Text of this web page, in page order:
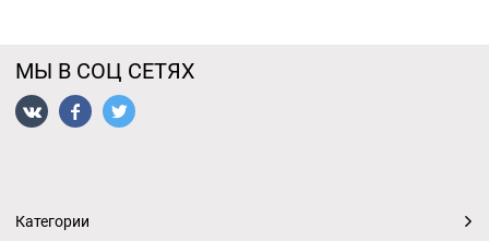
МЫ В СОЦ СЕТЯХ
Категории